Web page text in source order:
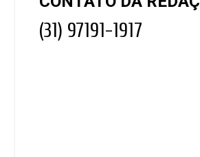
(31) 97191-1917